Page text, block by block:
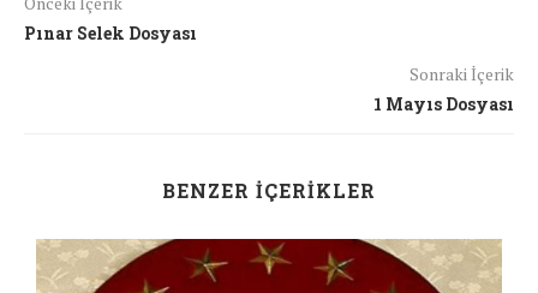
Pınar Selek Dosyası
Sonraki İçerik
1 Mayıs Dosyası
BENZER İÇERIKLER